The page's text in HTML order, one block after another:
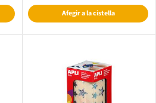
Afegir a la cistella